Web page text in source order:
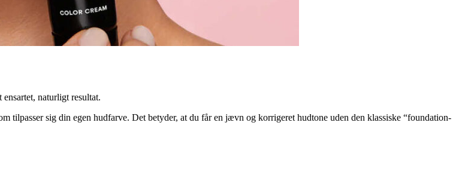
naturligt resultat.
tilpasser sig din egen hudfarve. Det betyder, at du får en jævn og korrigeret hudtone uden den klassiske “foundation-